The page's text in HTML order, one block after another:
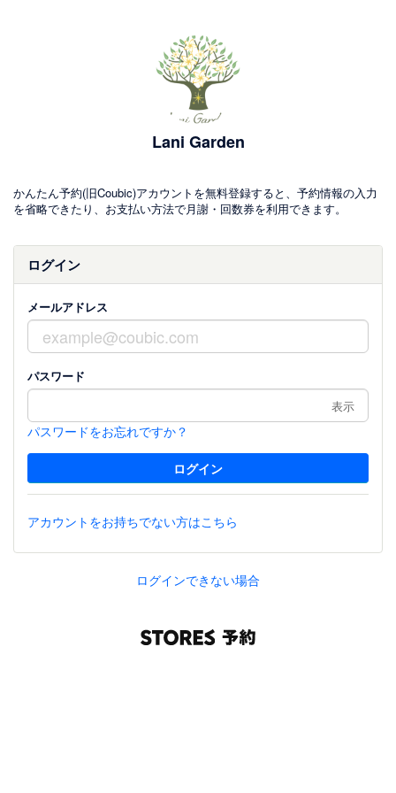
Lani Garden
かんたん予約(旧Coubic)アカウントを無料登録すると、予約情報の入力
を省略できたり、お支払い方法で月謝・回数券を利用できます。
ログイン
メールアドレス
パスワード
表示
パスワードをお忘れですか？
アカウントをお持ちでない方はこちら
ログインできない場合